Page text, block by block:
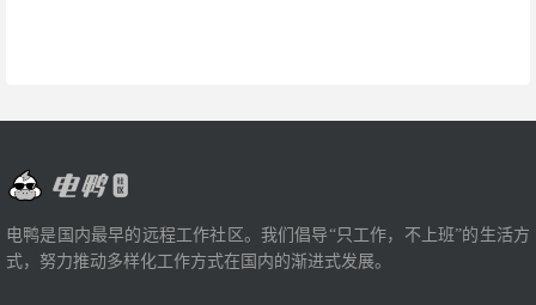
电鸭是国内最早的远程工作社区。我们倡导“只工作，不上班”的生活方
式，努力推动多样化工作方式在国内的渐进式发展。